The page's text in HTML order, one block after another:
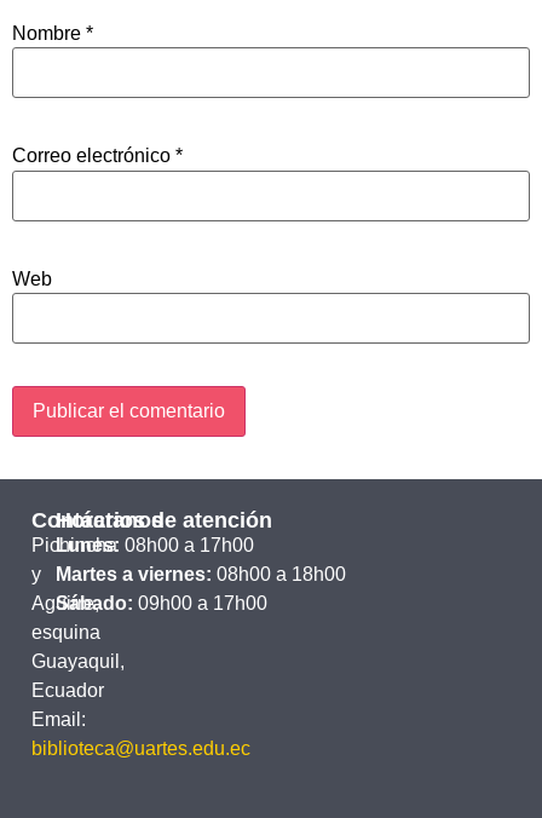
Nombre *
Correo electrónico *
Web
Contáctanos
Pichincha
y
Aguirre,
esquina
Guayaquil,
Ecuador
Email:
biblioteca@uartes.edu.ec
Horarios de atención
Lunes: 08h00 a 17h00
Martes a viernes: 08h00 a 18h00
Sábado: 09h00 a 17h00